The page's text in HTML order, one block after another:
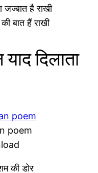
है राखी
बात हैं राखी
दिलाता
poem
की डोर